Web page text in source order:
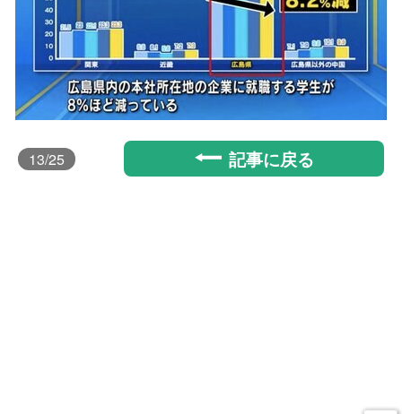
13/25 記事に戻る